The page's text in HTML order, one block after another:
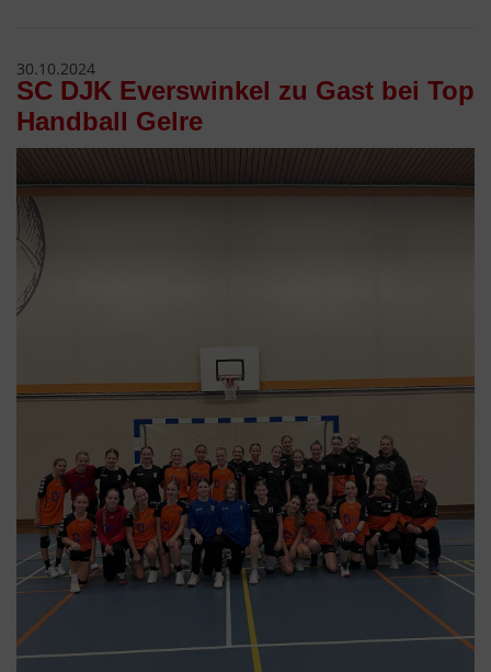
30.10.2024
SC DJK Everswinkel zu Gast bei Top
Handball Gelre